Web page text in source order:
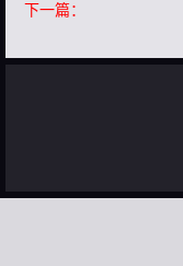
下一篇：